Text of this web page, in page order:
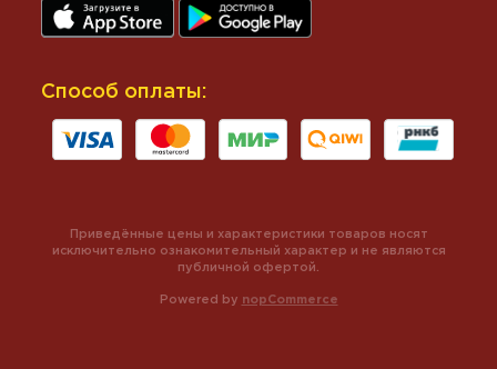
Способ оплаты:
Powered by nopCommerce
Приведённые цены и характеристики товаров носят
исключительно ознакомительный характер и не являются
публичной офертой.